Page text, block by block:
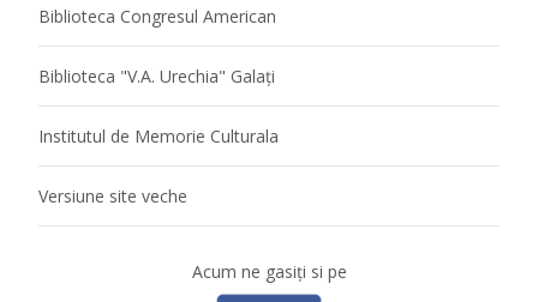
Biblioteca Congresul American
Biblioteca "V.A. Urechia" Galaţi
Institutul de Memorie Culturala
Versiune site veche
Acum ne gasiţi si pe